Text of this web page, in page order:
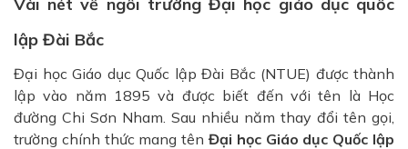
lập Đài Bắc
Đại học Giáo dục Quốc lập Đài Bắc (NTUE) được thành
lập vào năm 1895 và được biết đến với tên là Học
đường Chi Sơn Nham. Sau nhiều năm thay đổi tên gọi,
trường chính thức mang tên Đại học Giáo dục Quốc lập